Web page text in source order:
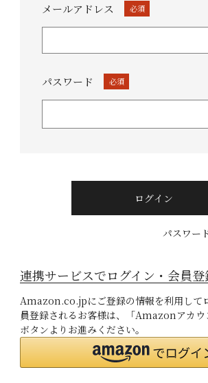
メールアドレス
(必
パスワード
(必
ログイン
パスワー
連携サービスでログイン・会員登
Amazon.co.jpにご登録の情報を利用して
員登録されるお客様は、「Amazonアカウ
ボタンよりお進みください。